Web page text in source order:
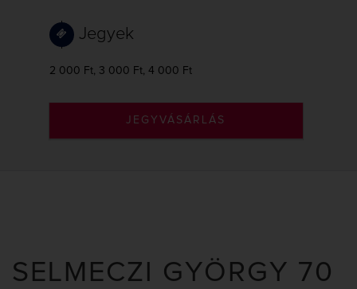
Jegyek
2 000 Ft, 3 000 Ft, 4 000 Ft
JEGYVÁSÁRLÁS
SELMECZI GYÖRGY 70